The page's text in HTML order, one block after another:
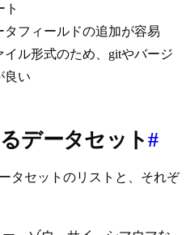
ト
タフィールドの追加が容易
イル形式のため、gitやバージ
良い
データセット#
タセットのリストと、それぞ